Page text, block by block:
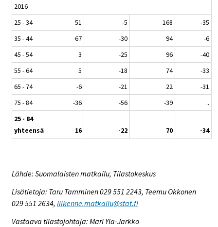
2016
25 - 34 51 -5 168
-35
35 - 44
67 -30 94
-6
45 - 54
3 -25 96
-40
55 - 64
5 -18 74
-33
65 - 74
-6 -21 22
-31
75 - 84
-36 -56 -39
..
25 - 84
yhteensä
16 -22 70 -34
Lähde: Suomalaisten matkailu, Tilastokeskus
Lisätietoja: Taru Tamminen 029 551 2243, Teemu Okkonen
029 551 2634, liikenne.matkailu@stat.fi
Vastaava tilastojohtaja: Mari Ylä-Jarkko